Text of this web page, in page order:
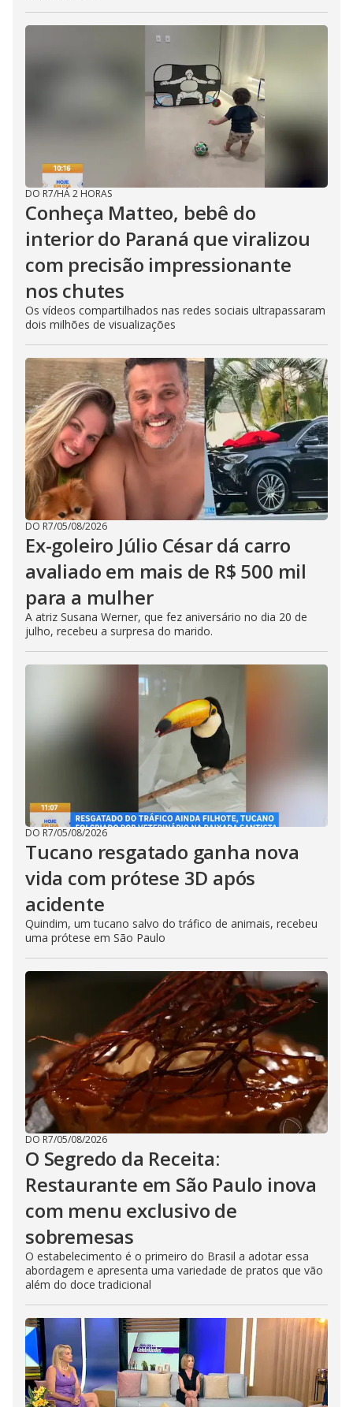
DO R7/HÁ 2 HORAS
Conheça Matteo, bebê do
interior do Paraná que viralizou
com precisão impressionante
nos chutes
Os vídeos compartilhados nas redes sociais ultrapassaram
dois milhões de visualizações
DO R7/05/08/2026
Ex-goleiro Júlio César dá carro
avaliado em mais de R$ 500 mil
para a mulher
A atriz Susana Werner, que fez aniversário no dia 20 de
julho, recebeu a surpresa do marido.
DO R7/05/08/2026
Tucano resgatado ganha nova
vida com prótese 3D após
acidente
Quindim, um tucano salvo do tráfico de animais, recebeu
uma prótese em São Paulo
DO R7/05/08/2026
O Segredo da Receita:
Restaurante em São Paulo inova
com menu exclusivo de
sobremesas
O estabelecimento é o primeiro do Brasil a adotar essa
abordagem e apresenta uma variedade de pratos que vão
além do doce tradicional